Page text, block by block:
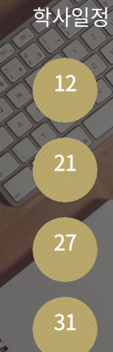
학사일정
12
21
27
31